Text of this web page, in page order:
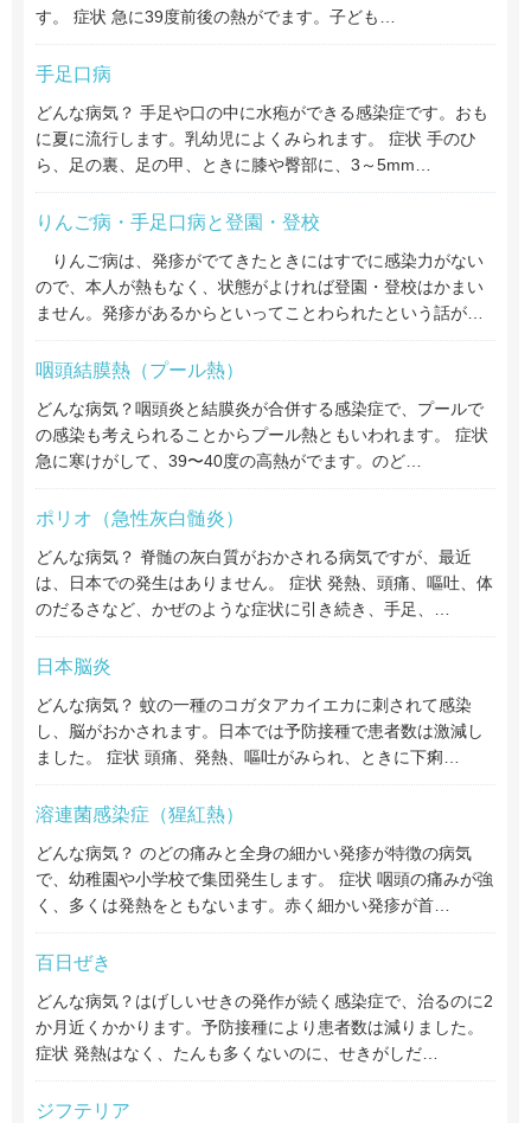
す。 症状 急に39度前後の熱がでます。子ども…
手足口病
どんな病気？ 手足や口の中に水疱ができる感染症です。おも
に夏に流行します。乳幼児によくみられます。 症状 手のひ
ら、足の裏、足の甲、ときに膝や臀部に、3～5mm…
りんご病・手足口病と登園・登校
りんご病は、発疹がでてきたときにはすでに感染力がない
ので、本人が熱もなく、状態がよければ登園・登校はかまい
ません。発疹があるからといってことわられたという話が…
咽頭結膜熱（プール熱）
どんな病気？咽頭炎と結膜炎が合併する感染症で、プールで
の感染も考えられることからプール熱ともいわれます。 症状
急に寒けがして、39〜40度の高熱がでます。のど…
ポリオ（急性灰白髄炎）
どんな病気？ 脊髄の灰白質がおかされる病気ですが、最近
は、日本での発生はありません。 症状 発熱、頭痛、嘔吐、体
のだるさなど、かぜのような症状に引き続き、手足、…
日本脳炎
どんな病気？ 蚊の一種のコガタアカイエカに刺されて感染
し、脳がおかされます。日本では予防接種で患者数は激減し
ました。 症状 頭痛、発熱、嘔吐がみられ、ときに下痢…
溶連菌感染症（猩紅熱）
どんな病気？ のどの痛みと全身の細かい発疹が特徴の病気
で、幼稚園や小学校で集団発生します。 症状 咽頭の痛みが強
く、多くは発熱をともないます。赤く細かい発疹が首…
百日ぜき
どんな病気？はげしいせきの発作が続く感染症で、治るのに2
か月近くかかります。予防接種により患者数は減りました。
症状 発熱はなく、たんも多くないのに、せきがしだ…
ジフテリア